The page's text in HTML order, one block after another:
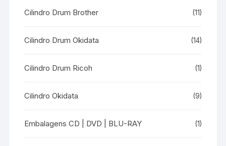
Cilindro Drum Brother (11)
Cilindro Drum Okidata (14)
Cilindro Drum Ricoh (1)
Cilindro Okidata (9)
Embalagens CD | DVD | BLU-RAY (1)